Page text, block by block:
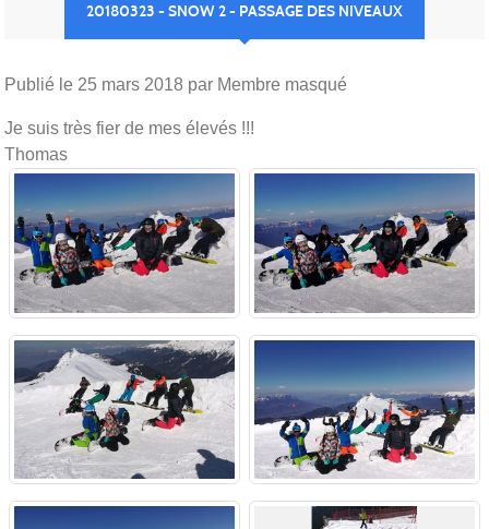
20180323 - SNOW 2 - PASSAGE DES NIVEAUX
Publié le 25 mars 2018 par Membre masqué
Je suis très fier de mes élevés !!!
Thomas